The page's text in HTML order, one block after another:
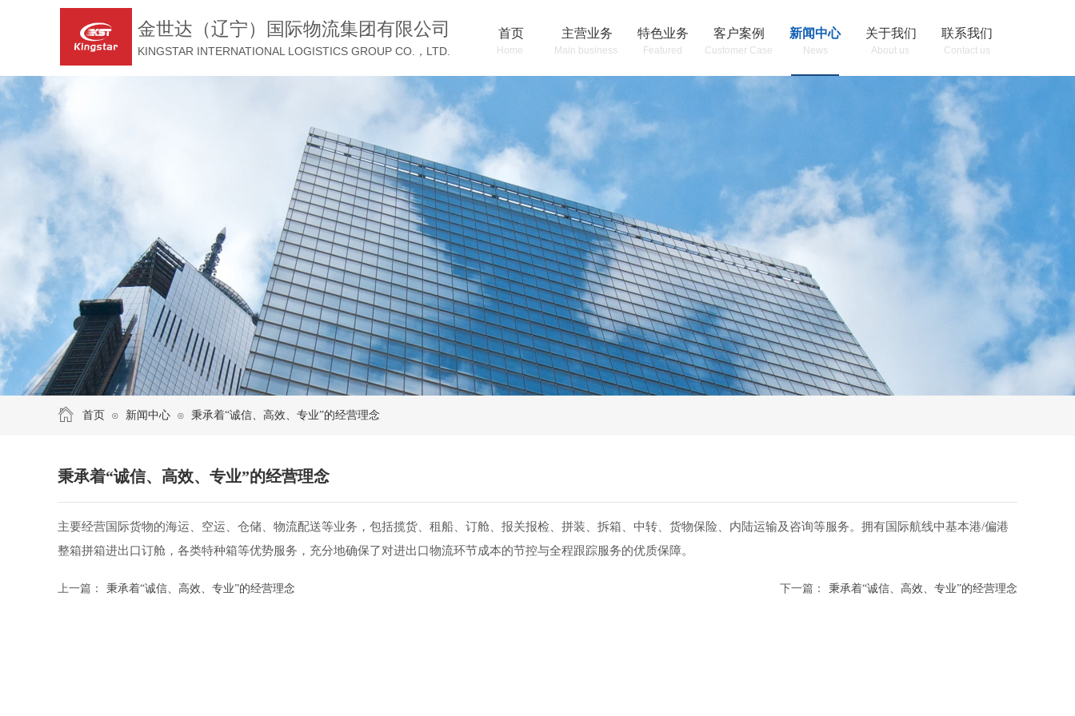
Featured Contact us
News
KINGSTAR INTERNATIONAL LOGISTICS GROUP CO.，LTD.
首页 主营业务 特色业务 客户案例 新闻中心 关于我们 联系我们
Customer Case
金世达（辽宁）国际物流集团有限公司
About us
Main business
Home
首页 ⊙ 新闻中心 ⊙ 秉承着“诚信、高效、专业”的经营理念
秉承着“诚信、高效、专业”的经营理念
主要经营国际货物的海运、空运、仓储、物流配送等业务，包括揽货、租船、订舱、报关报检、拼装、拆箱、中转、货物保险、内陆运输及咨询等服务。拥有国际航线中基本港/偏港
整箱拼箱进出口订舱，各类特种箱等优势服务，充分地确保了对进出口物流环节成本的节控与全程跟踪服务的优质保障。
上一篇： 秉承着“诚信、高效、专业”的经营理念 下一篇： 秉承着“诚信、高效、专业”的经营理念